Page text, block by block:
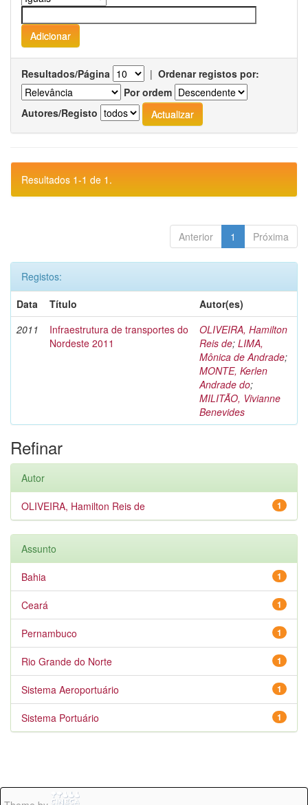
Resultados/Página | Ordenar registos por:
Por ordem
Autores/Registo
Resultados 1-1 de 1.
Anterior 1 Próxima
Registos:
Data
Título
Autor(es)
2011
Infraestrutura de transportes do
Nordeste 2011
OLIVEIRA, Hamilton
Reis de; LIMA,
Mônica de Andrade;
MONTE, Kerlen
Andrade do;
MILITÃO, Vivianne
Benevides
Refinar
Autor
1
OLIVEIRA, Hamilton Reis de
Assunto
1
Bahia
1
Ceará
1
Pernambuco
1
Rio Grande do Norte
1
Sistema Aeroportuário
1
Sistema Portuário